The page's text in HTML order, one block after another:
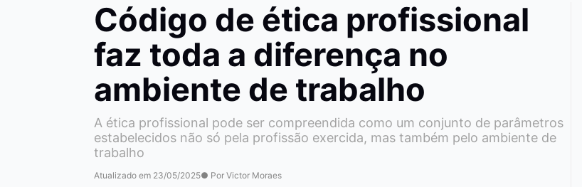
Código de ética profissional
faz toda a diferença no
ambiente de trabalho
A ética profissional pode ser compreendida como um conjunto de parâmetros
estabelecidos não só pela profissão exercida, mas também pelo ambiente de
trabalho
Atualizado em 23/05/2025● Por Victor Moraes